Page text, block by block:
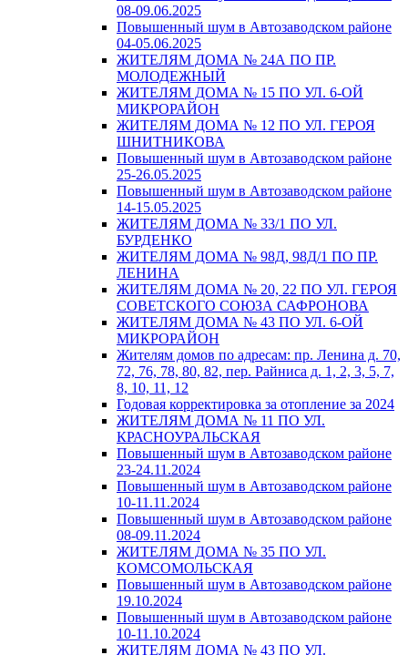
08-09.06.2025
Повышенный шум в Автозаводском районе
04-05.06.2025
ЖИТЕЛЯМ ДОМА № 24А ПО ПР.
МОЛОДЕЖНЫЙ
ЖИТЕЛЯМ ДОМА № 15 ПО УЛ. 6-ОЙ
МИКРОРАЙОН
ЖИТЕЛЯМ ДОМА № 12 ПО УЛ. ГЕРОЯ
ШНИТНИКОВА
Повышенный шум в Автозаводском районе
25-26.05.2025
Повышенный шум в Автозаводском районе
14-15.05.2025
ЖИТЕЛЯМ ДОМА № 33/1 ПО УЛ.
БУРДЕНКО
ЖИТЕЛЯМ ДОМА № 98Д, 98Д/1 ПО ПР.
ЛЕНИНА
ЖИТЕЛЯМ ДОМА № 20, 22 ПО УЛ. ГЕРОЯ
СОВЕТСКОГО СОЮЗА САФРОНОВА
ЖИТЕЛЯМ ДОМА № 43 ПО УЛ. 6-ОЙ
МИКРОРАЙОН
Жителям домов по адресам: пр. Ленина д. 70,
72, 76, 78, 80, 82, пер. Райниса д. 1, 2, 3, 5, 7,
8, 10, 11, 12
Годовая корректировка за отопление за 2024
ЖИТЕЛЯМ ДОМА № 11 ПО УЛ.
КРАСНОУРАЛЬСКАЯ
Повышенный шум в Автозаводском районе
23-24.11.2024
Повышенный шум в Автозаводском районе
10-11.11.2024
Повышенный шум в Автозаводском районе
08-09.11.2024
ЖИТЕЛЯМ ДОМА № 35 ПО УЛ.
КОМСОМОЛЬСКАЯ
Повышенный шум в Автозаводском районе
19.10.2024
Повышенный шум в Автозаводском районе
10-11.10.2024
ЖИТЕЛЯМ ДОМА № 43 ПО УЛ.